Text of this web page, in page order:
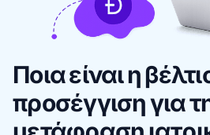
Ποια είναι η
προσέγγιση για